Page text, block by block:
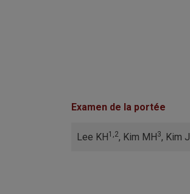
Examen de la portée
Lee KH1,2, Kim MH3, Kim J